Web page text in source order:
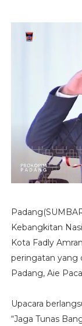
Kebangkitan
Kota Fadly
peringatan yang
Padang, Aie
Upacara
“Jaga Tunas